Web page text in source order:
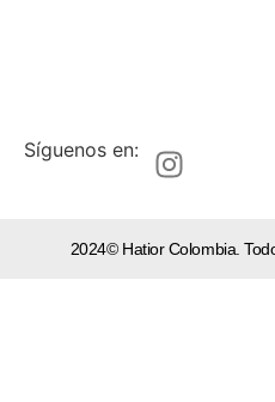
Síguenos en:
2024© Hatior Colombia.